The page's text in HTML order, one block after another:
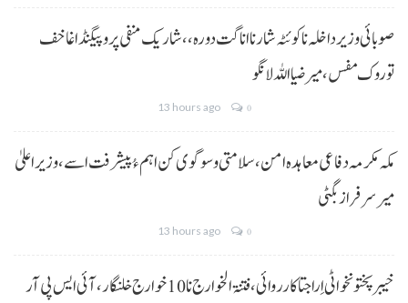
صوبائی وزیر داخلہ نا کوئٹہ شار نا اناگت دورہ،، شاریک منفی پروپیگنڈا غا خف
توروک مفس، میر ضیا اللہ لانگو
13 hours ago 0
مکہ مکرمہ دفاعی معاہدہ امن، سلامتی و سوگوی کن اہم ءُ پیشرفت اسے،وزیراعلیٰ
میر سرفراز بگٹی
13 hours ago 0
خیبر پختونخوا ٹی اِرا جتا کارروائی، فتنۃ الخوارج نا 10خوارج خلنگار،آئی ایس پی آر